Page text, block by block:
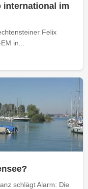
international im
Felix
in...
schlägt Alarm: Die